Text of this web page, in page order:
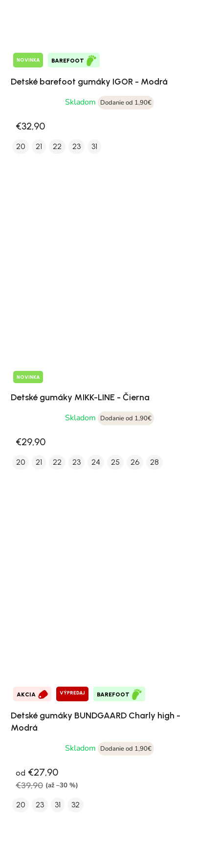
NOVINKA BAREFOOT
Detské barefoot gumáky IGOR - Modrá
Skladom
Dodanie od 1,90€
€32,90
20 21 22 23 31
NOVINKA
Detské gumáky MIKK-LINE - Čierna
Skladom
Dodanie od 1,90€
€29,90
20 21 22 23 24 25 26 28
AKCIA VÝPREDAJ BAREFOOT
Detské gumáky BUNDGAARD Charly high -
Modrá
Skladom
Dodanie od 1,90€
od €27,90
€39,90 (až –30 %)
20 23 31 32